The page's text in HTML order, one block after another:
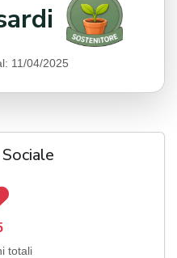
11/04/2025
totali